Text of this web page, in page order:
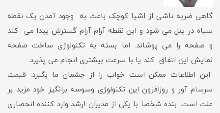
گاهی ضربه ناشی از اشیا کوچک باعث به وجود آمدن یک نقطه
سیاه در پنل می شود و این نقطه آرام آرام گسترش پیدا می کند
و صفحه را می پوشاند. اما بسته به تکنولوژی ساخت صفحه
نمایش این اتفاق کند یا با سرعت بیشتری انجام می پذیرد.
این اطلاعات ممکن است خواب را از چشمان ما بگیرد. قیمت
سرسام آور و روزافزون این تکنولوژی وسوسه برانگیز خود مزید بر
علت است. بنده شخصا با یکی از مدیران ارشد وارد کننده انحصاری